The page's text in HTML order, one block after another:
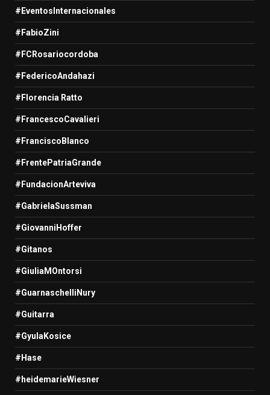
#EventosInternacionales
#FabioZini
#FCRosariocordoba
#FedericoAndahazi
#Florencia Ratto
#FrancescoCavalieri
#FranciscoBlanco
#FrentePatriaGrande
#FundacionArteviva
#GabrielaSussman
#GiovanniHoffer
#Gitanos
#GiuliaMOntorsi
#GuarnaschelliNury
#Guitarra
#GyulaKosice
#Hase
#heidemarieWiesner